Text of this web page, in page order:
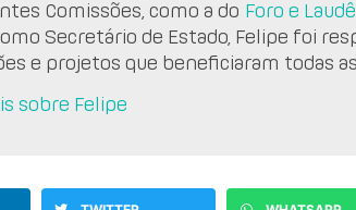
Comissões, como a do Foro e
Secretário de Estado, Felipe foi
e projetos que beneficiaram todas as
sobre Felipe